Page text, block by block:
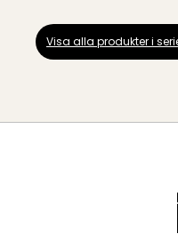
Visa alla produkter i